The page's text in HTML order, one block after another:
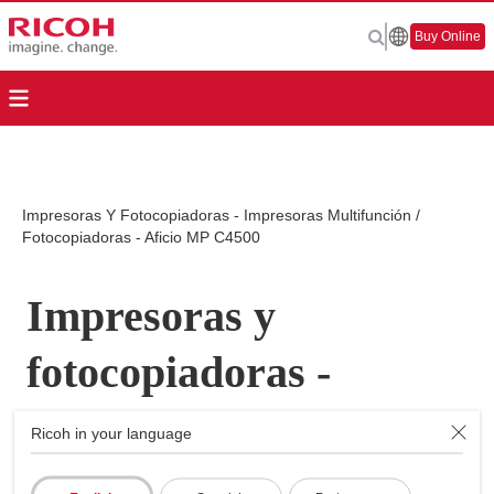
Ricoh in your language
Buy Online
Impresoras Y Fotocopiadoras - Impresoras Multifunción /
Fotocopiadoras - Aficio MP C4500
Impresoras y
fotocopiadoras -
Impresoras